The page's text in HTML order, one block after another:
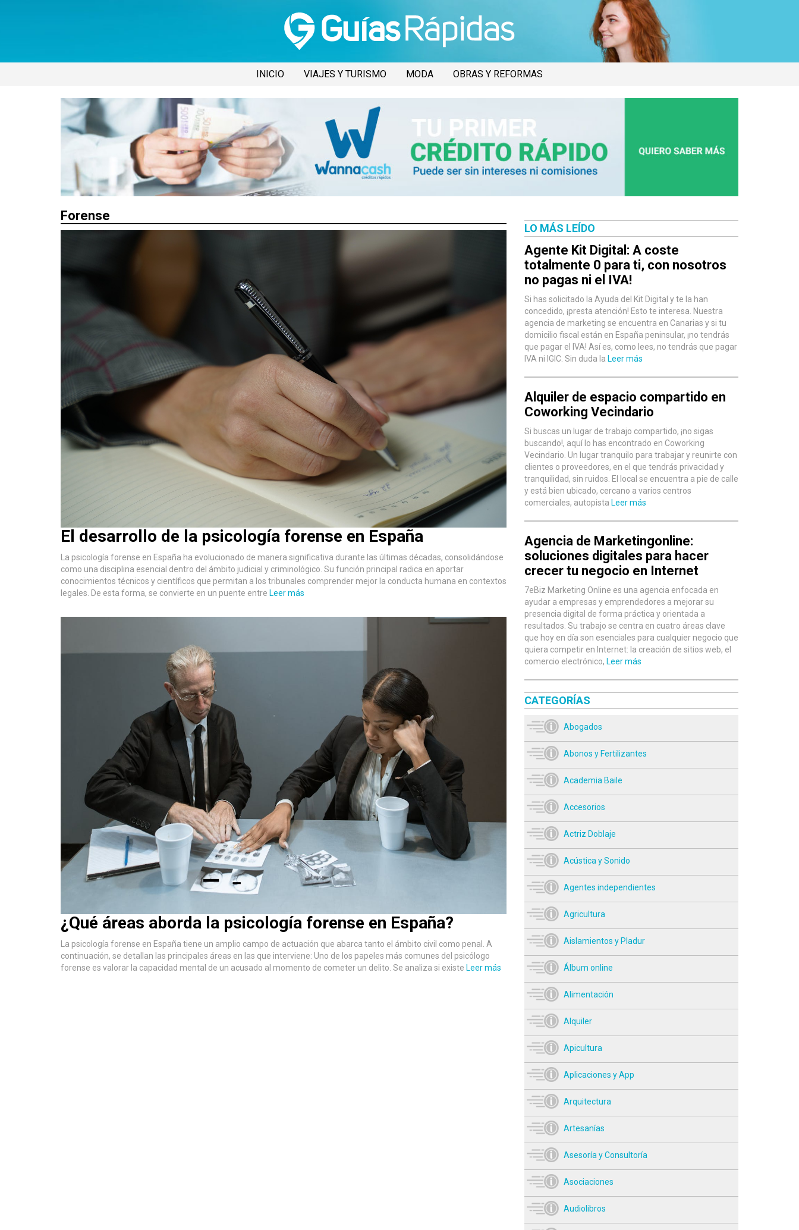
INICIO VIAJES Y TURISMO MODA OBRAS Y REFORMAS
Forense
El desarrollo de la psicología forense en España
La psicología forense en España ha evolucionado de manera significativa durante las últimas décadas, consolidándose
como una disciplina esencial dentro del ámbito judicial y criminológico. Su función principal radica en aportar
conocimientos técnicos y científicos que permitan a los tribunales comprender mejor la conducta humana en contextos
legales. De esta forma, se convierte en un puente entre Leer más
¿Qué áreas aborda la psicología forense en España?
La psicología forense en España tiene un amplio campo de actuación que abarca tanto el ámbito civil como penal. A
continuación, se detallan las principales áreas en las que interviene: Uno de los papeles más comunes del psicólogo
forense es valorar la capacidad mental de un acusado al momento de cometer un delito. Se analiza si existe Leer más
LO MÁS LEÍDO
Agente Kit Digital: A coste
totalmente 0 para ti, con nosotros
no pagas ni el IVA!
Si has solicitado la Ayuda del Kit Digital y te la han
concedido, ¡presta atención! Esto te interesa. Nuestra
agencia de marketing se encuentra en Canarias y si tu
domicilio fiscal están en España peninsular, ¡no tendrás
que pagar el IVA! Así es, como lees, no tendrás que pagar
IVA ni IGIC. Sin duda la Leer más
Alquiler de espacio compartido en
Coworking Vecindario
Si buscas un lugar de trabajo compartido, ¡no sigas
buscando!, aquí lo has encontrado en Coworking
Vecindario. Un lugar tranquilo para trabajar y reunirte con
clientes o proveedores, en el que tendrás privacidad y
tranquilidad, sin ruidos. El local se encuentra a pie de calle
y está bien ubicado, cercano a varios centros
comerciales, autopista Leer más
Agencia de Marketingonline:
soluciones digitales para hacer
crecer tu negocio en Internet
7eBiz Marketing Online es una agencia enfocada en
ayudar a empresas y emprendedores a mejorar su
presencia digital de forma práctica y orientada a
resultados. Su trabajo se centra en cuatro áreas clave
que hoy en día son esenciales para cualquier negocio que
quiera competir en Internet: la creación de sitios web, el
comercio electrónico, Leer más
CATEGORÍAS
Abogados
Abonos y Fertilizantes
Academia Baile
Accesorios
Actriz Doblaje
Acústica y Sonido
Agentes independientes
Agricultura
Aislamientos y Pladur
Álbum online
Alimentación
Alquiler
Apicultura
Aplicaciones y App
Arquitectura
Artesanías
Asesoría y Consultoría
Asociaciones
Audiolibros